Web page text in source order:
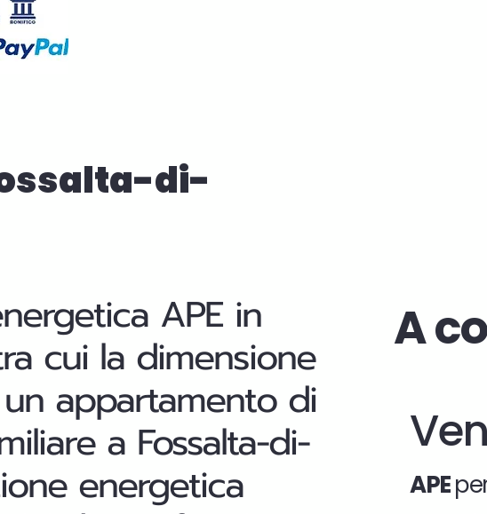
di-
APE in
cui la dimensione
appartamento di
a Fossalta-di-
energetica
A
APE